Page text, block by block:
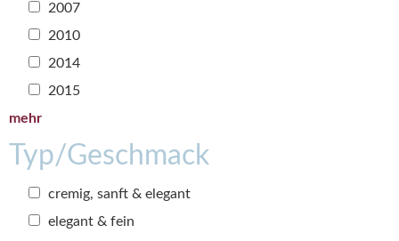
2007
2010
2014
2015
mehr
Typ/Geschmack
cremig, sanft & elegant
elegant & fein